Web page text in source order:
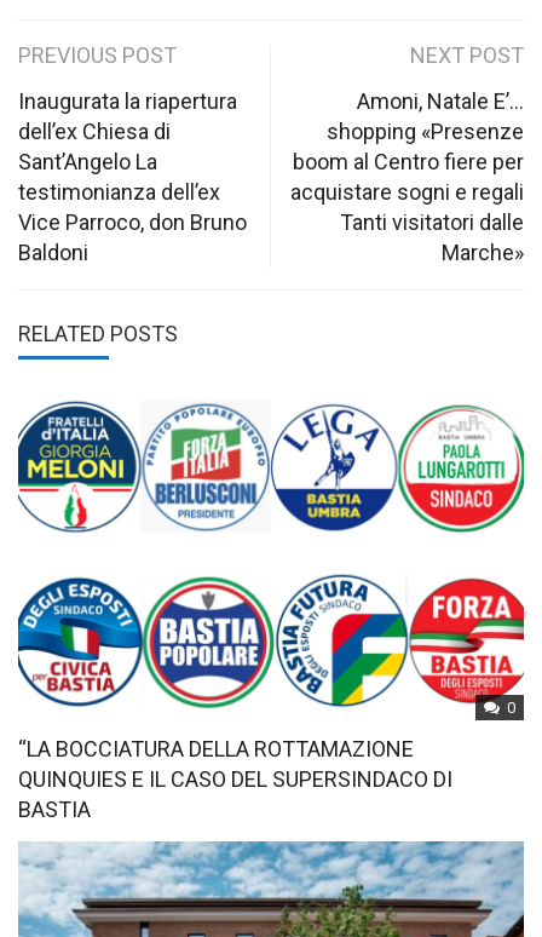
Post
navigation
PREVIOUS POST
Inaugurata la riapertura
dell’ex Chiesa di
Sant’Angelo La
testimonianza dell’ex
Vice Parroco, don Bruno
Baldoni
NEXT POST
Amoni, Natale E’…
shopping «Presenze
boom al Centro fiere per
acquistare sogni e regali
Tanti visitatori dalle
Marche»
RELATED POSTS
0
“LA BOCCIATURA DELLA ROTTAMAZIONE
QUINQUIES E IL CASO DEL SUPERSINDACO DI
BASTIA